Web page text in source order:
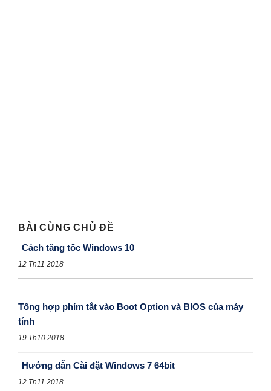
BÀI CÙNG CHỦ ĐỀ
Cách tăng tốc Windows 10
12 Th11 2018
Tổng hợp phím tắt vào Boot Option và BIOS của máy
tính
19 Th10 2018
Hướng dẫn Cài đặt Windows 7 64bit
12 Th11 2018